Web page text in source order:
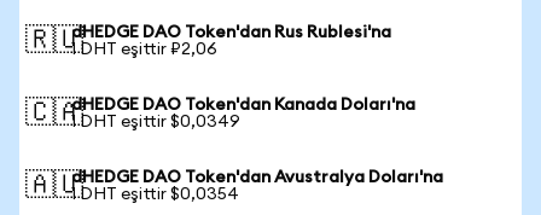
🇷🇺dHEDGE DAO Token'dan Rus Rublesi'na
1 DHT eşittir ₽2,06
🇨🇦dHEDGE DAO Token'dan Kanada Doları'na
1 DHT eşittir $0,0349
🇦🇺dHEDGE DAO Token'dan Avustralya Doları'na
1 DHT eşittir $0,0354